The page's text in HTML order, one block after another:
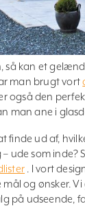
så kan et
man brugt vort
også den
man ane i
finde ud af,
ude som inde?
. I vort
og ønsker.
på udseende,